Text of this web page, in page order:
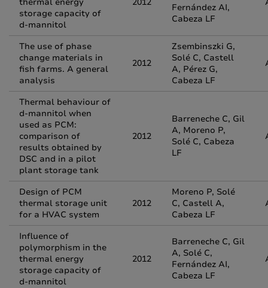
storage capacity of
d-mannitol
Fernández AI,
Cabeza LF
The use of phase
change materials in
fish farms. A general
analysis
2012
Zsembinszki G,
Solé C, Castell
A, Pérez G,
Cabeza LF
Thermal behaviour of
d-mannitol when
used as PCM:
comparison of
results obtained by
DSC and in a pilot
plant storage tank
2012
Barreneche C, Gil
A, Moreno P,
Solé C, Cabeza
LF
Design of PCM
thermal storage unit
for a HVAC system
2012
Moreno P, Solé
C, Castell A,
Cabeza LF
Influence of
polymorphism in the
thermal energy
storage capacity of
d-mannitol
2012
Barreneche C, Gil
A, Solé C,
Fernández AI,
Cabeza LF